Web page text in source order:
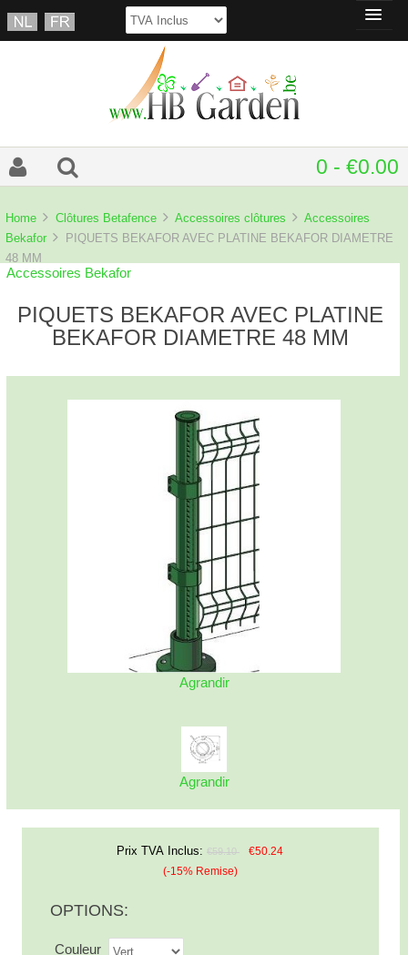
0 - €0.00
Home Clôtures Betafence Accessoires clôtures
Accessoires
Bekafor
PIQUETS BEKAFOR AVEC PLATINE BEKAFOR DIAMETRE
48 MM
Accessoires Bekafor
PIQUETS BEKAFOR AVEC PLATINE
BEKAFOR DIAMETRE 48 MM
Agrandir
Agrandir
Prix TVA Inclus:€59.10
€50.24
(-15% Remise)
OPTIONS:
Couleur